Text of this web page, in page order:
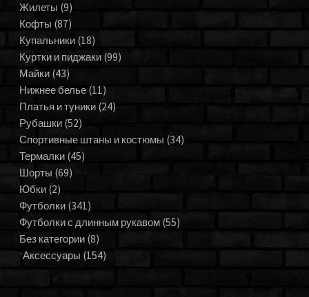
Жилеты (9)
Кофты (87)
Купальники (18)
Куртки и пиджаки (99)
Майки (43)
Нижнее белье (11)
Платья и туники (24)
Рубашки (52)
Спортивные штаны и костюмы (34)
Термалки (45)
Шорты (69)
Юбки (2)
Футболки (341)
Футболки с длинным рукавом (55)
Без категории (8)
Аксессуары (154)